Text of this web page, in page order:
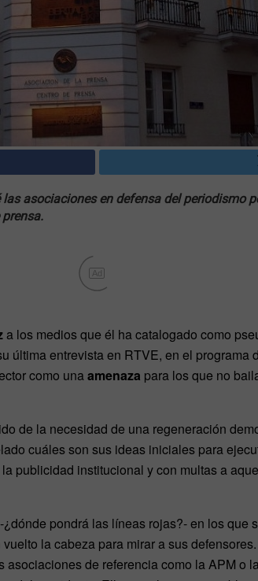
asociaciones en defensa del periodismo
Ad
a los medios que él ha catalogado como
última entrevista en RTVE, en el programa
como unaamenaza para los que no
de la necesidad de una regeneración
cuáles son sus ideas iniciales para
publicidad institucional y con multas a
pondrá las líneas rojas?- en los que
la cabeza para mirar a sus
asociaciones de referencia como la APM o